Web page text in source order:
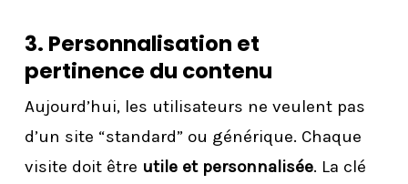
3. Personnalisation et
pertinence du contenu
Aujourd’hui, les utilisateurs ne veulent pas
d’un site “standard” ou générique. Chaque
visite doit être utile et personnalisée. La clé